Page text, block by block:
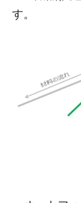
す。